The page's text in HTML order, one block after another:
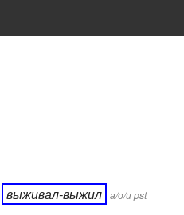
выживал-выжил а/о/и pst